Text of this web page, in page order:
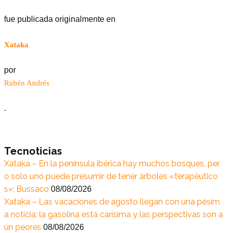
fue publicada originalmente en
Xataka
por
Rubén Andrés
.
Tecnoticias
Xataka – En la península ibérica hay muchos bosques, per
o solo uno puede presumir de tener árboles «terapéutico
s»: Bussaco 08/08/2026
Xataka – Las vacaciones de agosto llegan con una pésim
a noticia: la gasolina está carísima y las perspectivas son a
ún peores 08/08/2026